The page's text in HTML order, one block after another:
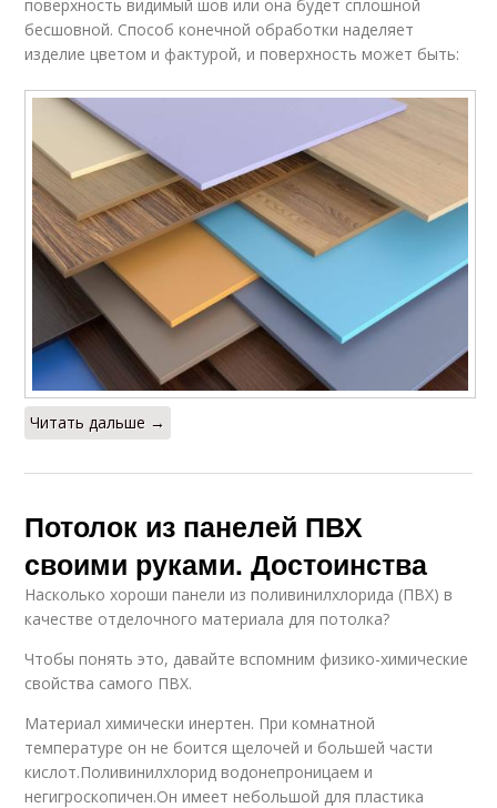
поверхность видимый шов или она будет сплошной
бесшовной. Способ конечной обработки наделяет
изделие цветом и фактурой, и поверхность может быть:
Читать дальше →
Потолок из панелей ПВХ
своими руками. Достоинства
Насколько хороши панели из поливинилхлорида (ПВХ) в
качестве отделочного материала для потолка?
Чтобы понять это, давайте вспомним физико-химические
свойства самого ПВХ.
Материал химически инертен. При комнатной
температуре он не боится щелочей и большей части
кислот.Поливинилхлорид водонепроницаем и
негигроскопичен.Он имеет небольшой для пластика